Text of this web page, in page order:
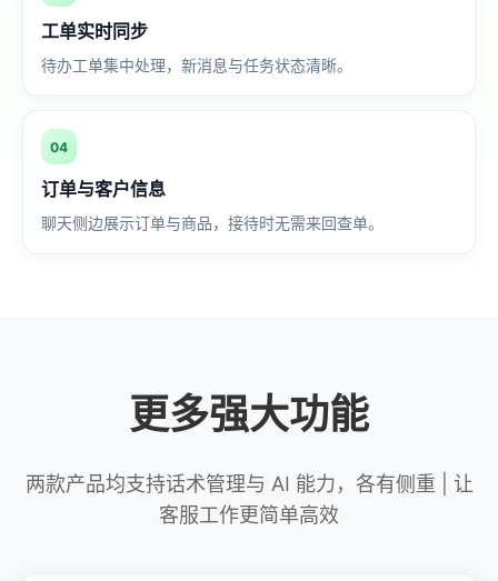
工单实时同步
待办工单集中处理，新消息与任务状态清晰。
04
订单与客户信息
聊天侧边展示订单与商品，接待时无需来回查单。
更多强大功能
两款产品均支持话术管理与 AI 能力，各有侧重 | 让
客服工作更简单高效